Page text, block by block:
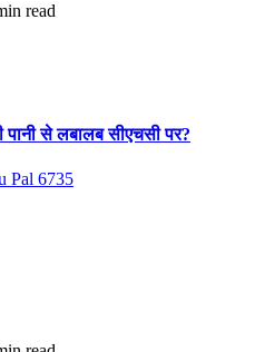
read
से लबालब सीएचसी पर?
Pal 6735